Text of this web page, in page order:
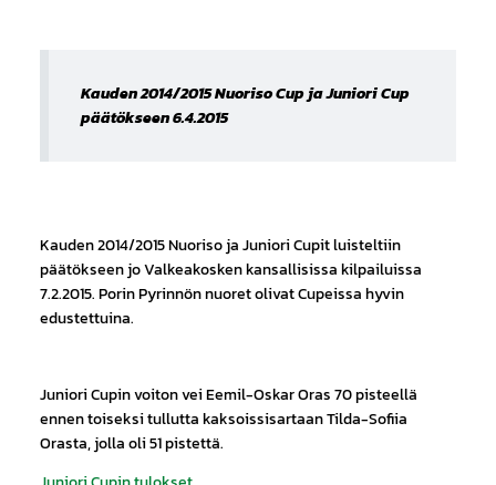
Kauden 2014/2015 Nuoriso Cup ja Juniori Cup
päätökseen 6.4.2015
Kauden 2014/2015 Nuoriso ja Juniori Cupit luisteltiin
päätökseen jo Valkeakosken kansallisissa kilpailuissa
7.2.2015. Porin Pyrinnön nuoret olivat Cupeissa hyvin
edustettuina.
Juniori Cupin voiton vei Eemil-Oskar Oras 70 pisteellä
ennen toiseksi tullutta kaksoissisartaan Tilda-Sofiia
Orasta, jolla oli 51 pistettä.